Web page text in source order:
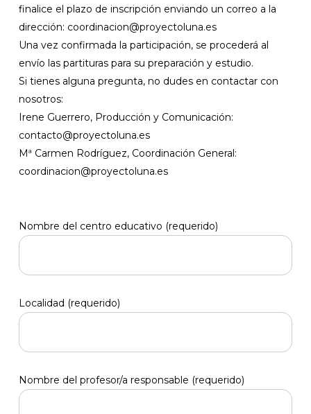
finalice el plazo de inscripción enviando un correo a la
dirección: coordinacion@proyectoluna.es
Una vez confirmada la participación, se procederá al
envío las partituras para su preparación y estudio.
Si tienes alguna pregunta, no dudes en contactar con
nosotros:
Irene Guerrero, Producción y Comunicación:
contacto@proyectoluna.es
Mª Carmen Rodríguez, Coordinación General:
coordinacion@proyectoluna.es
Nombre del centro educativo (requerido)
Localidad (requerido)
Nombre del profesor/a responsable (requerido)